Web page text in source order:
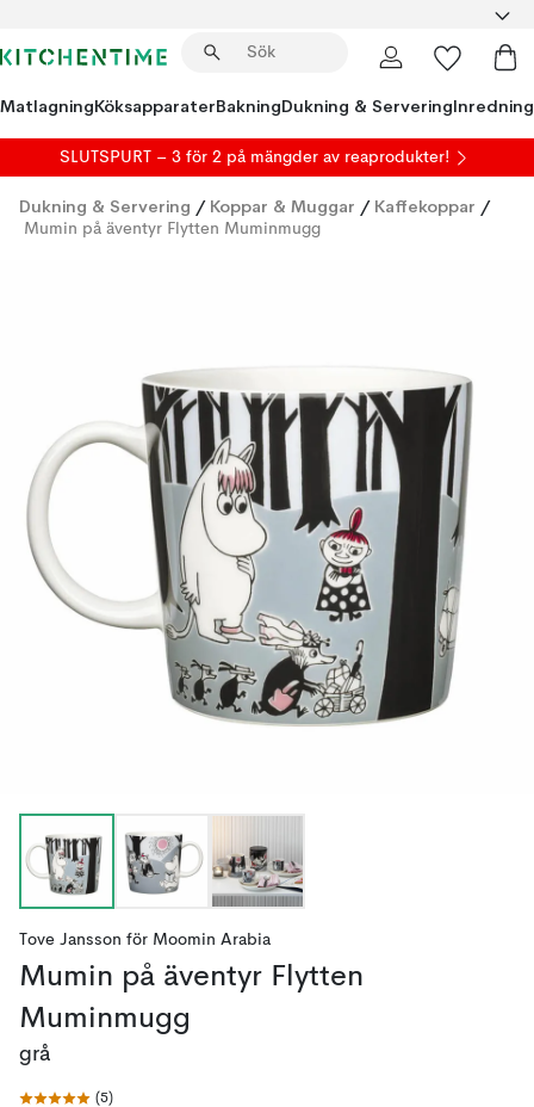
MatlagningKöksapparaterBakningDukning & ServeringInredning
SLUTSPURT – 3 för 2 på mängder av reaprodukter!
Dukning & Servering / Koppar & Muggar / Kaffekoppar /
Mumin på äventyr Flytten Muminmugg
Tove Jansson för Moomin Arabia
Mumin på äventyr Flytten
Muminmugg
grå
(5)